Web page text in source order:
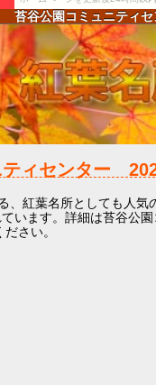
苔谷公園コミュニティ
ティセンター
、紅葉名所としても人
います。詳細は苔谷公
さい。